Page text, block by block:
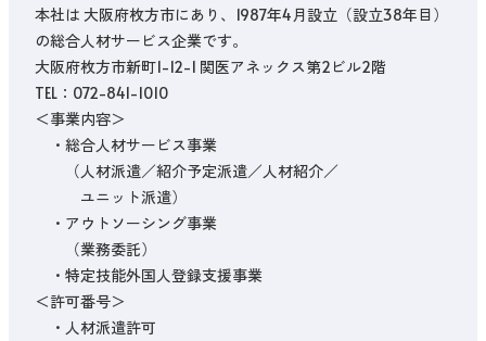
本社は 大阪府枚方市にあり、1987年4月設立（設立38年目）
の総合人材サービス企業です。
大阪府枚方市新町1-12-1 関医アネックス第2ビル2階
TEL：072-841-1010
＜事業内容＞
・総合人材サービス事業
（人材派遣／紹介予定派遣／人材紹介／
ユニット派遣）
・アウトソーシング事業
（業務委託）
・特定技能外国人登録支援事業
＜許可番号＞
・人材派遣許可